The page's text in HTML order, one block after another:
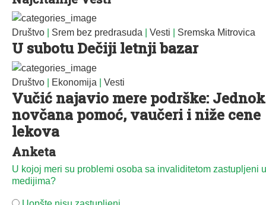
Društvo Srem bez predrasuda Vesti Sremska Mitrovica
U subotu Dečiji letnji bazar
Društvo Ekonomija Vesti
Vučić najavio mere podrške:
novčana pomoć, vaučeri i niže cene
lekova
Anketa
U kojoj meri su problemi osoba sa invaliditetom zastupljeni u
medijima?